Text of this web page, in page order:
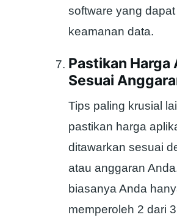
software yang
keamanan data.
Pastikan Harga
Sesuai
Tips paling krusial
pastikan harga
ditawarkan sesuai
atau anggaran
biasanya Anda
memperoleh 2 dari